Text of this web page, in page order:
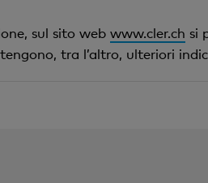
sul sito web www.cler.ch si
tra l’altro, ulteriori